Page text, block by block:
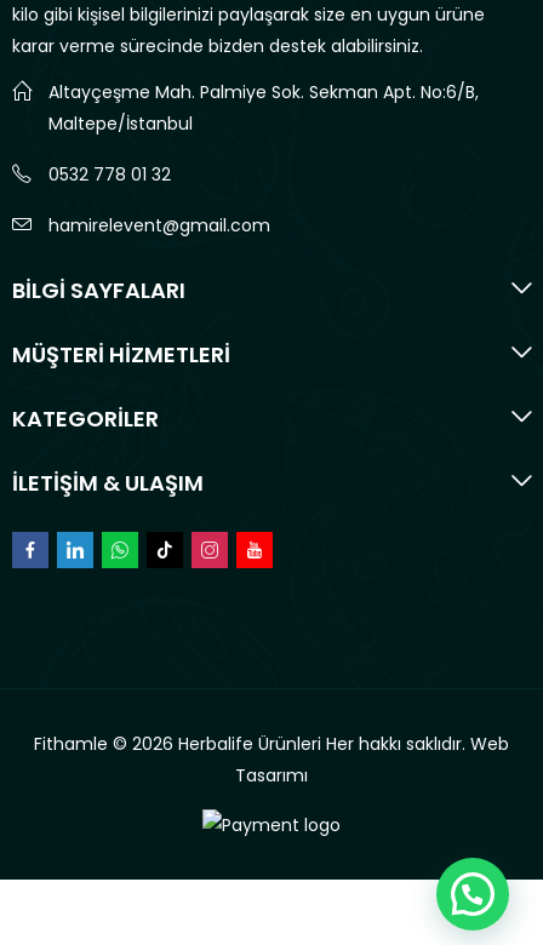
kilo gibi kişisel bilgilerinizi paylaşarak size en uygun ürüne
karar verme sürecinde bizden destek alabilirsiniz.
Altayçeşme Mah. Palmiye Sok. Sekman Apt. No:6/B,
Maltepe/İstanbul
0532 778 01 32
hamirelevent@gmail.com
BİLGİ SAYFALARI
MÜŞTERİ HİZMETLERİ
KATEGORİLER
İLETİŞİM & ULAŞIM
Fithamle © 2026 Herbalife Ürünleri Her hakkı saklıdır. Web
Tasarımı